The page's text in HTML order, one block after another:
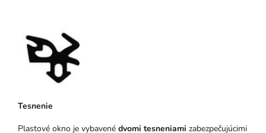
Tesnenie
Plastové okno je vybavené dvomi tesneniami zabezpečujúcimi